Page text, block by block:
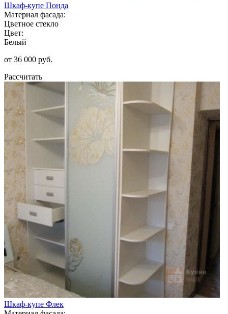
Шкаф-купе Понда
Материал фасада:
Цветное стекло
Цвет:
Белый
от 36 000 руб.
Рассчитать
Шкаф-купе Флек